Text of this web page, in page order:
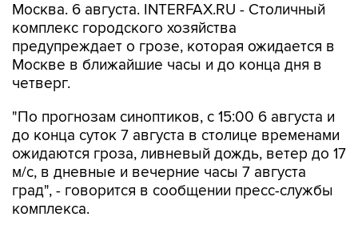
Москва. 6 августа. INTERFAX.RU - Столичный
комплекс городского хозяйства
предупреждает о грозе, которая ожидается в
Москве в ближайшие часы и до конца дня в
четверг.
"По прогнозам синоптиков, с 15:00 6 августа и
до конца суток 7 августа в столице временами
ожидаются гроза, ливневый дождь, ветер до 17
м/с, в дневные и вечерние часы 7 августа
град", - говорится в сообщении пресс-службы
комплекса.